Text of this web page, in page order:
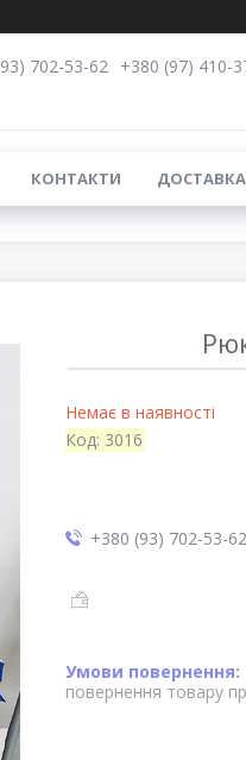
702-53-62 +380 (97) 410-
КОНТАКТИ
Немає в наявності
Код: 3016
+380 (93) 702-53-62
повернення товару